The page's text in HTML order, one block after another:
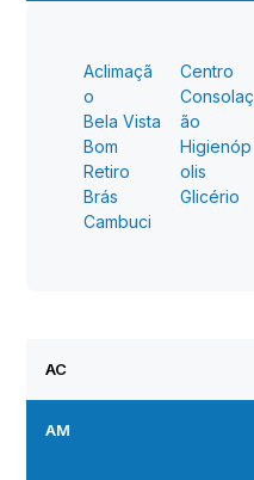
Aclimaçã
o
Bela Vista
Bom
Retiro
Brás
Cambuci
Centro
Consolaç
ão
Higienóp
olis
Glicério
AC
AM